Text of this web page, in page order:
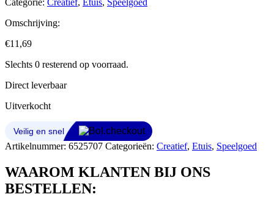
Omschrijving:
€11,69
Slechts 0 resterend op voorraad.
Direct leverbaar
Uitverkocht
Artikelnummer: 6525707 Categorieën: Creatief, Etuis, Speelgoed
WAAROM KLANTEN BIJ ONS
BESTELLEN: